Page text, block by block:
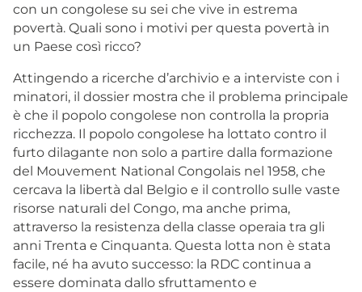
con un congolese su sei che vive in estrema
povertà. Quali sono i motivi per questa povertà in
un Paese così ricco?
Attingendo a ricerche d’archivio e a interviste con i
minatori, il dossier mostra che il problema principale
è che il popolo congolese non controlla la propria
ricchezza. Il popolo congolese ha lottato contro il
furto dilagante non solo a partire dalla formazione
del Mouvement National Congolais nel 1958, che
cercava la libertà dal Belgio e il controllo sulle vaste
risorse naturali del Congo, ma anche prima,
attraverso la resistenza della classe operaia tra gli
anni Trenta e Cinquanta. Questa lotta non è stata
facile, né ha avuto successo: la RDC continua a
essere dominata dallo sfruttamento e